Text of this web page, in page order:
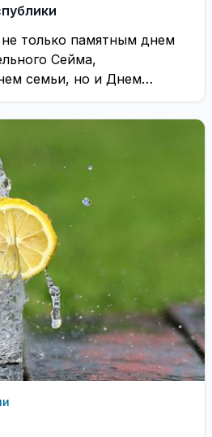
только памятным днем
Сейма,
​​семьи, но и Днем